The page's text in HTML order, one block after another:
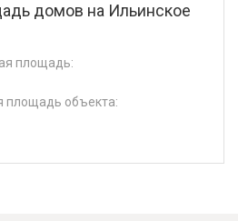
домов на Ильинское
площадь:
площадь объекта: